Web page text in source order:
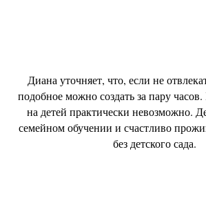
Диана уточняет, что, если не
подобное можно создать за пару
на детей практически невозможно.
семейном обучении и счастливо
без детского сада.